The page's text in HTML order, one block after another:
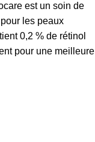
est un soin de
les peaux
0,2 % de rétinol
pour une meilleure